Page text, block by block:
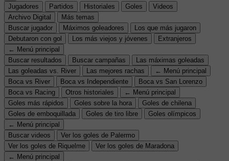
Jugadores
Partidos Historiales Goles
Videos
Archivo Digital
Más temas
Buscar jugador
Máximos goleadores
Los que más jugaron
Debutaron con gol
Los más viejos y jóvenes
Extranjeros
← Menú principal
Buscar resultados
Buscar campañas
Las máximas goleadas
Las goleadas vs. River
Las mejores rachas
← Menú principal
Boca vs River
Boca vs Independiente
Boca vs San Lorenzo
Boca vs Racing
Otros historiales
← Menú principal
Goles más rápidos
Goles sobre la hora
Goles de chilena
Goles de emboquillada
Goles de tiro libre
Goles olímpicos
← Menú principal
Buscar videos
Ver los goles de Palermo
Ver los goles de Riquelme
Ver los goles de Maradona
← Menú principal